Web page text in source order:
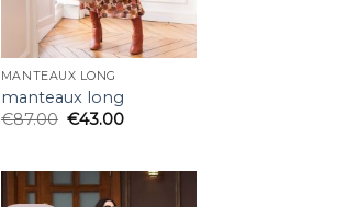
MANTEAUX LONG
manteaux long
€87.00 €43.00